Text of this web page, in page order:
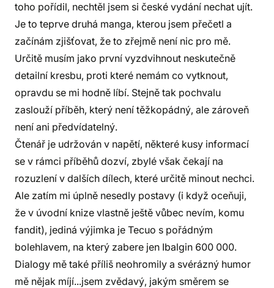
toho pořídil, nechtěl jsem si české vydání nechat ujít.
Je to teprve druhá manga, kterou jsem přečetl a
začínám zjišťovat, že to zřejmě není nic pro mě.
Určitě musím jako první vyzdvihnout neskutečně
detailní kresbu, proti které nemám co vytknout,
opravdu se mi hodně líbí. Stejně tak pochvalu
zaslouží příběh, který není těžkopádný, ale zároveň
není ani předvídatelný.
Čtenář je udržován v napětí, některé kusy informací
se v rámci příběhů dozví, zbylé však čekají na
rozuzlení v dalších dílech, které určitě minout nechci.
Ale zatím mi úplně nesedly postavy (i když oceňuji,
že v úvodní knize vlastně ještě vůbec nevím, komu
fandit), jediná výjimka je Tecuo s pořádným
bolehlavem, na který zabere jen Ibalgin 600 000.
Dialogy mě také příliš neohromily a svérázný humor
mě nějak míjí...jsem zvědavý, jakým směrem se